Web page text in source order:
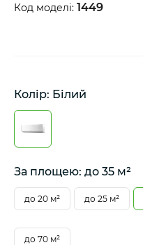
Код моделі: 1449
Колір: Білий
За площею: до 35 м²
до 20 м² до 25 м²
до 70 м²